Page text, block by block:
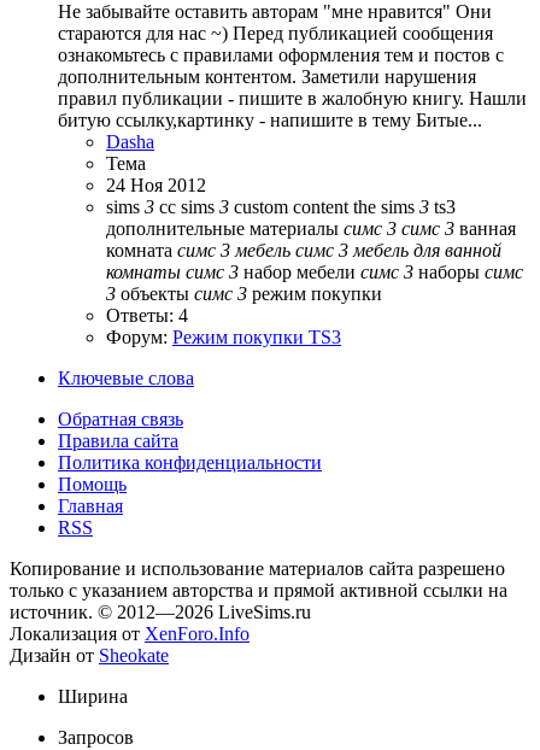
Не забывайте оставить авторам "мне нравится" Они
стараются для нас ~) Перед публикацией сообщения
ознакомьтесь с правилами оформления тем и постов с
дополнительным контентом. Заметили нарушения
правил публикации - пишите в жалобную книгу. Нашли
битую ссылку,картинку - напишите в тему Битые...
Dasha
Тема
24 Ноя 2012
sims 3 cc sims 3 custom content the sims 3 ts3
дополнительные материалы симс 3 симс 3 ванная
комната симс 3 мебель симс 3 мебель для ванной
комнаты симс 3 набор мебели симс 3 наборы симс
3 объекты симс 3 режим покупки
Ответы: 4
Форум: Режим покупки TS3
Ключевые слова
Обратная связь
Правила сайта
Политика конфиденциальности
Помощь
Главная
RSS
Копирование и использование материалов сайта разрешено
только с указанием авторства и прямой активной ссылки на
источник. © 2012—2026 LiveSims.ru
Локализация от XenForo.Info
Дизайн от Sheokate
Ширина
Запросов